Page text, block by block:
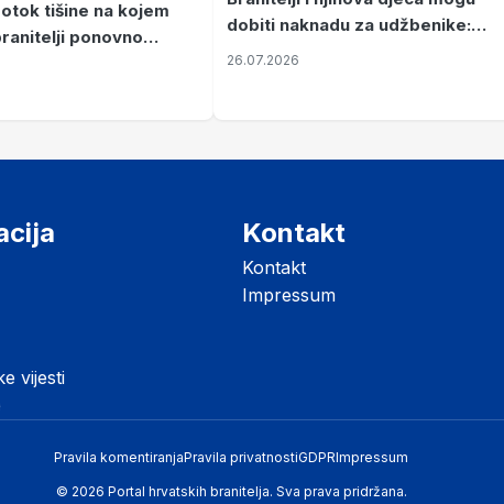
tišine na kojem
ponovno
dobiti naknadu za udžbenike:
zahtjevi se podnose do 31.
26.07.2026
vijesti
Kontakt
Kontakt
Impressum
Pravila komentiranjaPravila privatnostiGDPRImpressum
© 2026 Portal hrvatskih branitelja. Sva prava pridržana.